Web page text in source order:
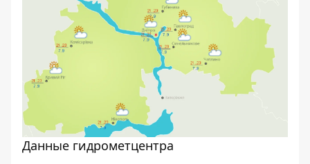
Данные гидрометцентра